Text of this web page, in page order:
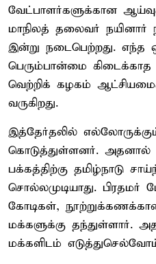
வேட்பாளர்களுக்கான
மாநிலத் தலைவர் நயினார்
இன்று நடைபெற்றது. எந்த
பெரும்பான்மை கிடைக்காத
வெற்றிக் கழகம்
வருகிறது.
இத்தேர்தலில்
கொடுத்துள்ளனர். அதனால்
பக்கத்திற்கு தமிழ்நாடு
சொல்லமுடியாது.
கோடிகள்,
மக்களுக்கு தந்துள்ளார்.
மக்களிடம்